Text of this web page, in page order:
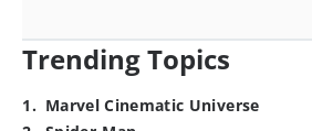
Trending Topics
1. Marvel Cinematic Universe